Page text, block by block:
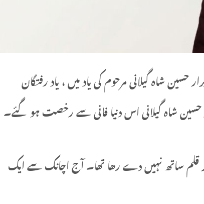
شاہ گیلانی مرحوم کی یاد میں ، یاد رفتگان
ڈاکٹر سید ابرار حسین شاہ گیلانی اس دنیا فانی سے رخصت ہو گئے۔
قلم ساتھ نہیں دے رھا تھا۔ آج اچانک سے ایک